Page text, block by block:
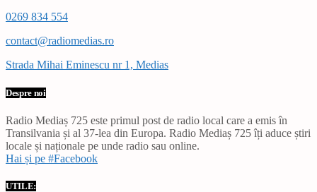
0269 834 554
contact@radiomedias.ro
Strada Mihai Eminescu nr 1, Medias
Despre noi
Radio Mediaș 725 este primul post de radio local care a emis în
Transilvania și al 37-lea din Europa. Radio Mediaș 725 îți aduce știri
locale și naționale pe unde radio sau online.
Hai și pe #Facebook
UTILE: